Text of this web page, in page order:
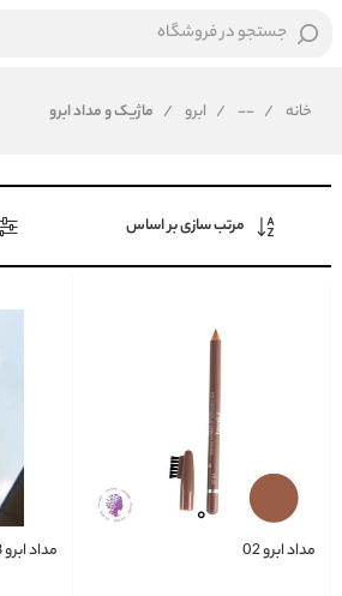
جستجو در فروشگاه
خانه /
--
/ ابرو / ماژیک و مداد ابرو
مرتب سازی بر اساس
مداد ابرو 02 مداد ابرو 28